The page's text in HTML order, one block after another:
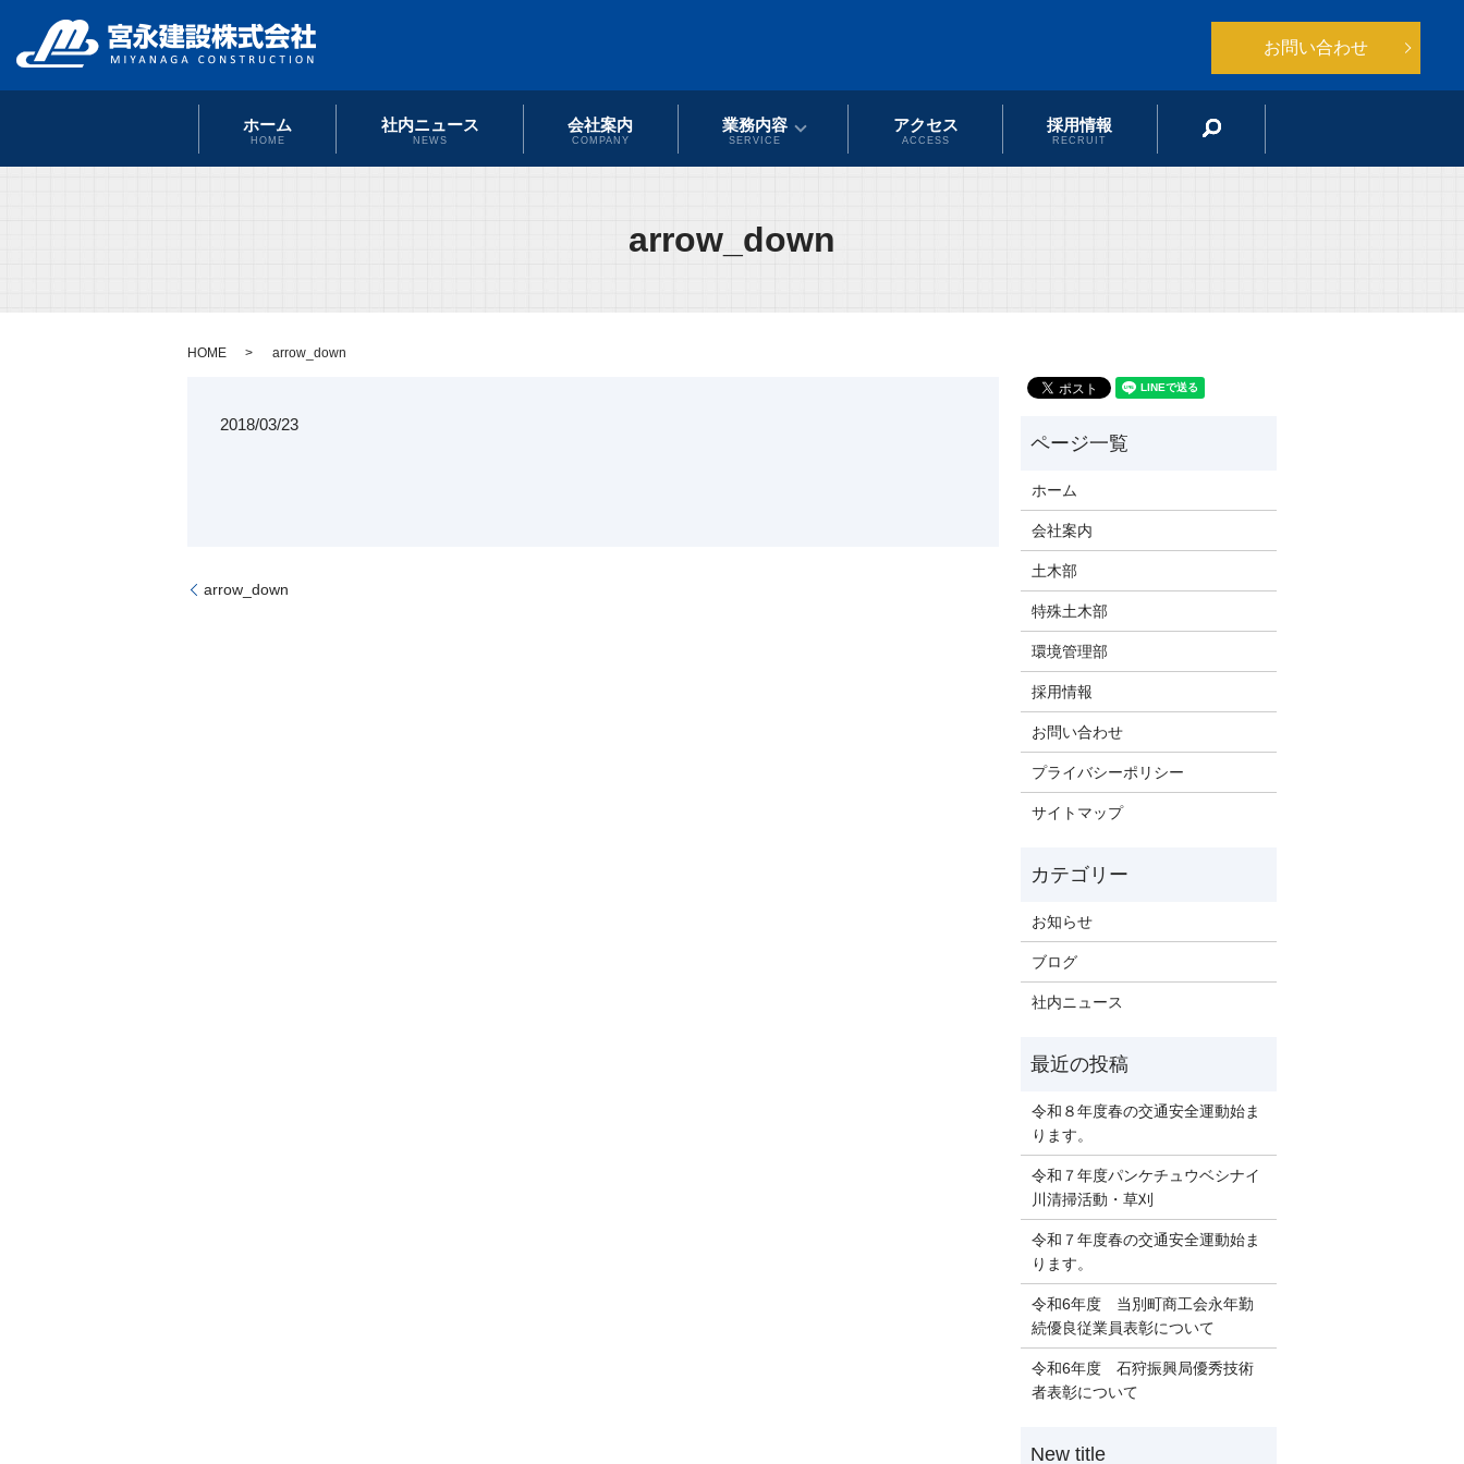
お問い合わせ
ホーム
HOME
社内ニュース
NEWS
会社案内
COMPANY
業務内容
SERVICE
アクセス
ACCESS
採用情報
RECRUIT
search
arrow_down
HOME arrow_down
2018/03/23
arrow_down
ホーム
会社案内
土木部
特殊土木部
環境管理部
採用情報
お問い合わせ
プライバシーポリシー
サイトマップ
お知らせ
ブログ
社内ニュース
令和８年度春の交通安全運動始ま
ります。
令和７年度パンケチュウベシナイ
川清掃活動・草刈
令和７年度春の交通安全運動始ま
ります。
令和6年度 当別町商工会永年勤
続優良従業員表彰について
令和6年度 石狩振興局優秀技術
者表彰について